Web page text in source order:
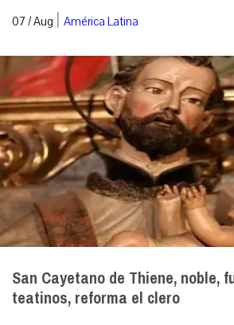
07 / Aug | América Latina
San Cayetano de Thiene, noble,
teatinos, reforma el clero